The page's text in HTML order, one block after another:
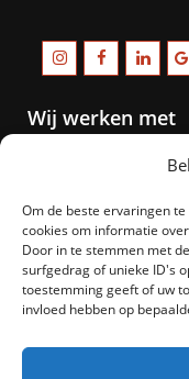
Om de beste ervaringen
cookies om informatie
Door in te stemmen met
surfgedrag of unieke ID's
toestemming geeft of uw
invloed hebben op
Wij werken met